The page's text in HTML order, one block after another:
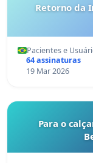
Retorno da
Pacientes e
64 assinaturas
19 Mar 2026
Para o